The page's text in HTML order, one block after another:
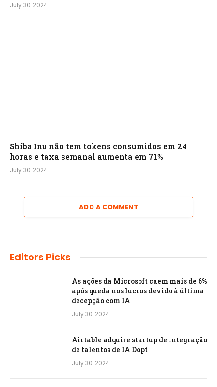
July 30, 2024
Shiba Inu não tem tokens consumidos em 24
horas e taxa semanal aumenta em 71%
July 30, 2024
ADD A COMMENT
Editors Picks
As ações da Microsoft caem mais de 6%
após queda nos lucros devido à última
decepção com IA
July 30, 2024
Airtable adquire startup de integração
de talentos de IA Dopt
July 30, 2024